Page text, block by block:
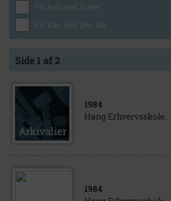
Vis kun med kilder
Vis kun med geo-tag
Side 1 af 2
1984
Høng Erhvervsskole.
1984